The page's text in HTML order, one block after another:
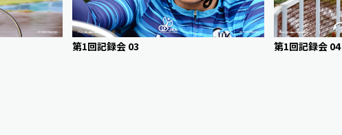
第1回記録会 03 第1回記録会 04